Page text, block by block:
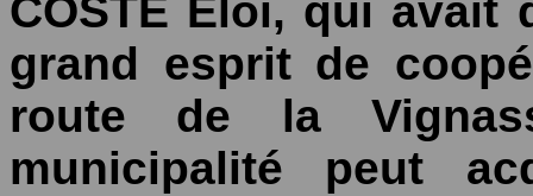
COSTE Eloi, qui avait
grand esprit de
route de la
municipalité peut